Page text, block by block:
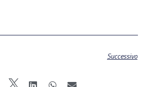
Successivo